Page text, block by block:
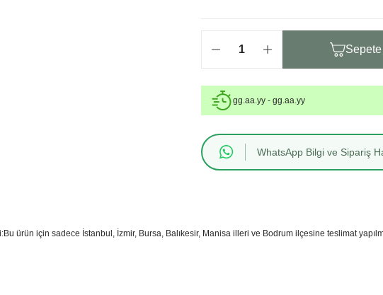
gg.aa.yy - gg.aa.yy
WhatsApp Bilgi ve Sipariş
ürün için sadece İstanbul, İzmir, Bursa, Balıkesir, Manisa illeri ve Bodrum ilçesine teslimat